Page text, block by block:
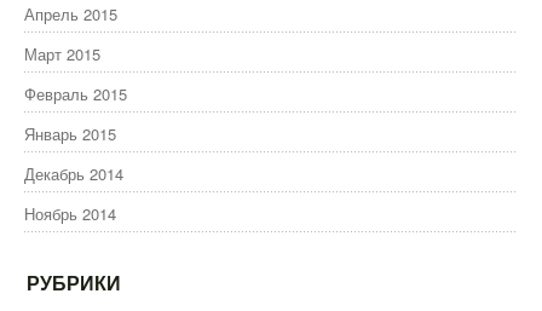
Апрель 2015
Март 2015
Февраль 2015
Январь 2015
Декабрь 2014
Ноябрь 2014
РУБРИКИ